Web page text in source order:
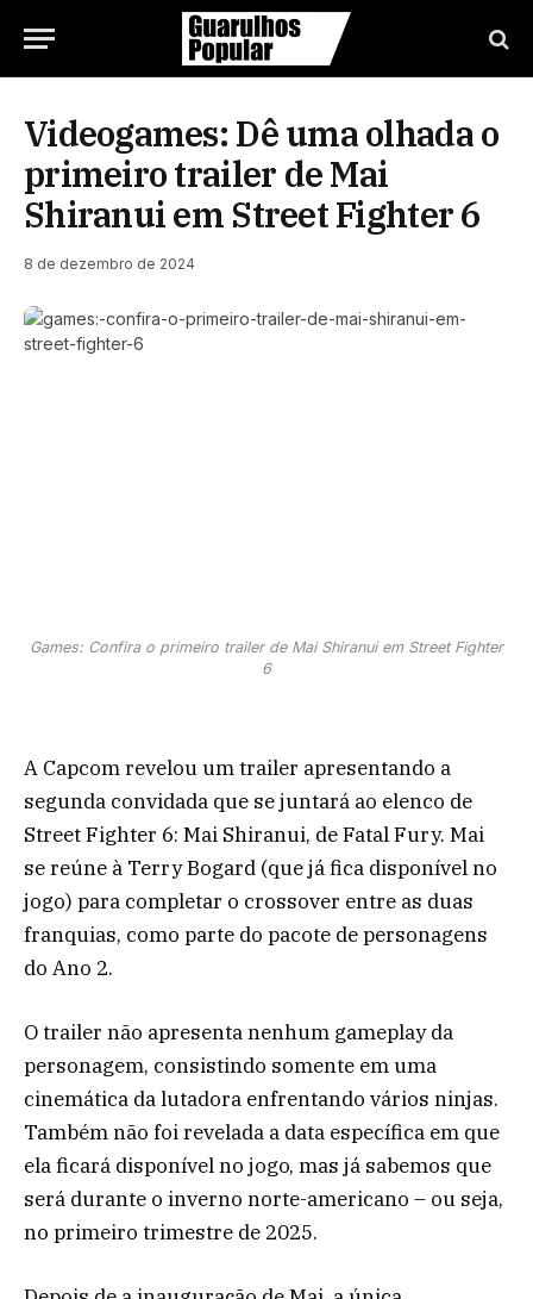
Videogames: Dê uma olhada o
primeiro trailer de Mai
Shiranui em Street Fighter 6
8 de dezembro de 2024
Games: Confira o primeiro trailer de Mai Shiranui em Street Fighter
6
A Capcom revelou um trailer apresentando a
segunda convidada que se juntará ao elenco de
Street Fighter 6: Mai Shiranui, de Fatal Fury. Mai
se reúne à Terry Bogard (que já fica disponível no
jogo) para completar o crossover entre as duas
franquias, como parte do pacote de personagens
do Ano 2.
O trailer não apresenta nenhum gameplay da
personagem, consistindo somente em uma
cinemática da lutadora enfrentando vários ninjas.
Também não foi revelada a data específica em que
ela ficará disponível no jogo, mas já sabemos que
será durante o inverno norte-americano – ou seja,
no primeiro trimestre de 2025.